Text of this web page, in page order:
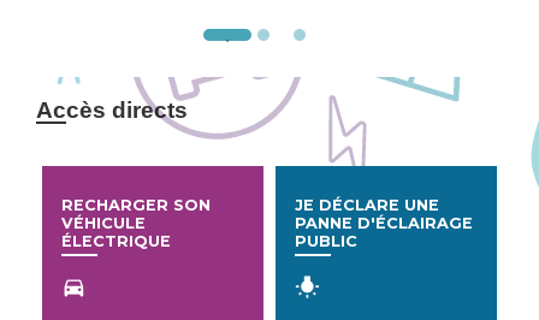
Accès directs
RECHARGER SON
VÉHICULE
ÉLECTRIQUE
directions_car
JE DÉCLARE UNE
PANNE D'ÉCLAIRAGE
PUBLIC
wb_incandescent